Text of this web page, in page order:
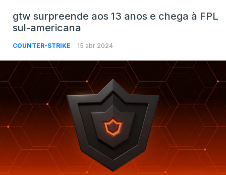
gtw surpreende aos 13 anos e chega à FPL
sul-americana
COUNTER-STRIKE 15 abr 2024